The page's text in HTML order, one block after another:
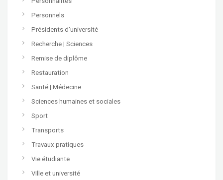
Personnels
Présidents d'université
Recherche | Sciences
Remise de diplôme
Restauration
Santé | Médecine
Sciences humaines et sociales
Sport
Transports
Travaux pratiques
Vie étudiante
Ville et université